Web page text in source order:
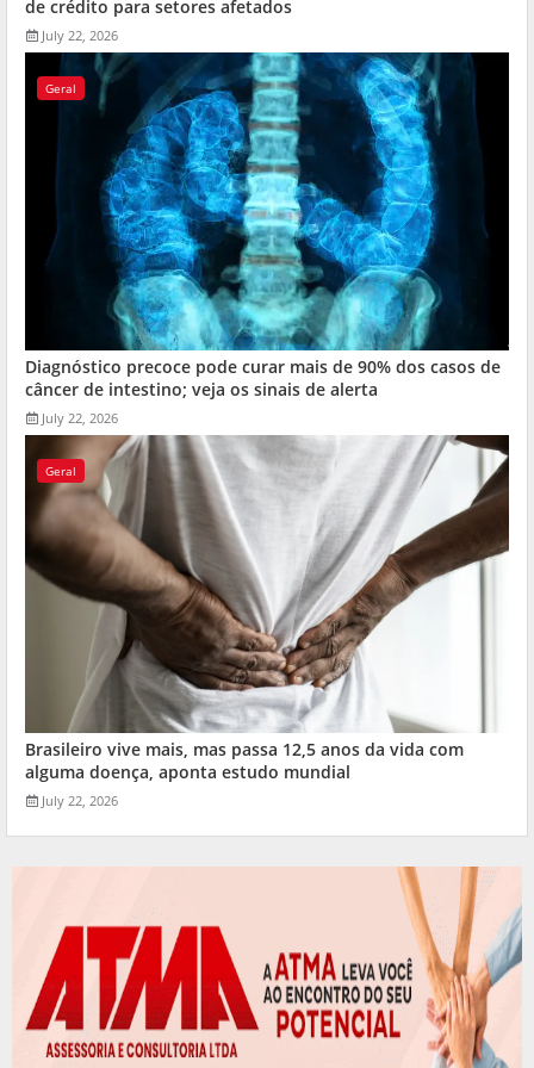
de crédito para setores afetados
July 22, 2026
Geral
Diagnóstico precoce pode curar mais de 90% dos casos de
câncer de intestino; veja os sinais de alerta
July 22, 2026
Geral
Brasileiro vive mais, mas passa 12,5 anos da vida com
alguma doença, aponta estudo mundial
July 22, 2026